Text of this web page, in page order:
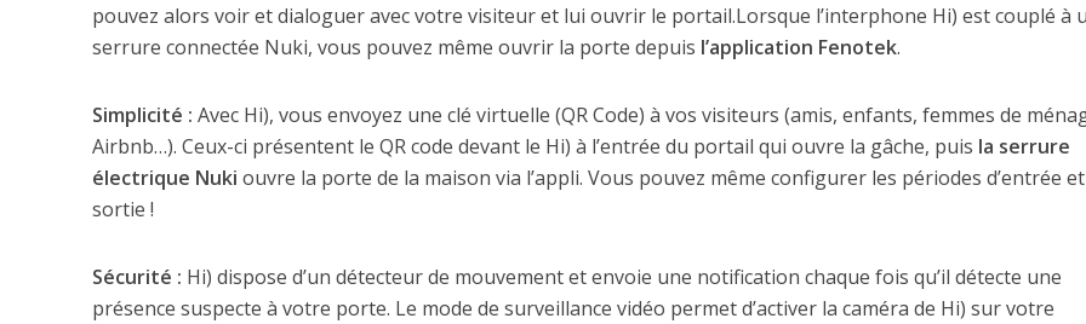
pouvez alors voir et dialoguer avec votre visiteur et lui ouvrir le portail.Lorsque l’interphone Hi) est couplé à
serrure connectée Nuki, vous pouvez même ouvrir la porte depuis l’application Fenotek.
Simplicité : Avec Hi), vous envoyez une clé virtuelle (QR Code) à vos visiteurs (amis, enfants, femmes de
Airbnb…). Ceux-ci présentent le QR code devant le Hi) à l’entrée du portail qui ouvre la gâche, puis la serrure
électrique Nuki ouvre la porte de la maison via l’appli. Vous pouvez même configurer les périodes d’entrée
sortie !
Sécurité : Hi) dispose d’un détecteur de mouvement et envoie une notification chaque fois qu’il détecte une
présence suspecte à votre porte. Le mode de surveillance vidéo permet d’activer la caméra de Hi) sur votre